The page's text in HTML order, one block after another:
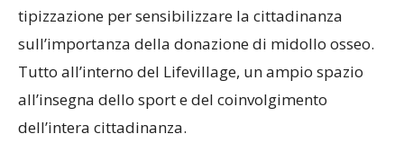
tipizzazione per sensibilizzare la cittadinanza
sull’importanza della donazione di midollo osseo.
Tutto all’interno del Lifevillage, un ampio spazio
all’insegna dello sport e del coinvolgimento
dell’intera cittadinanza.